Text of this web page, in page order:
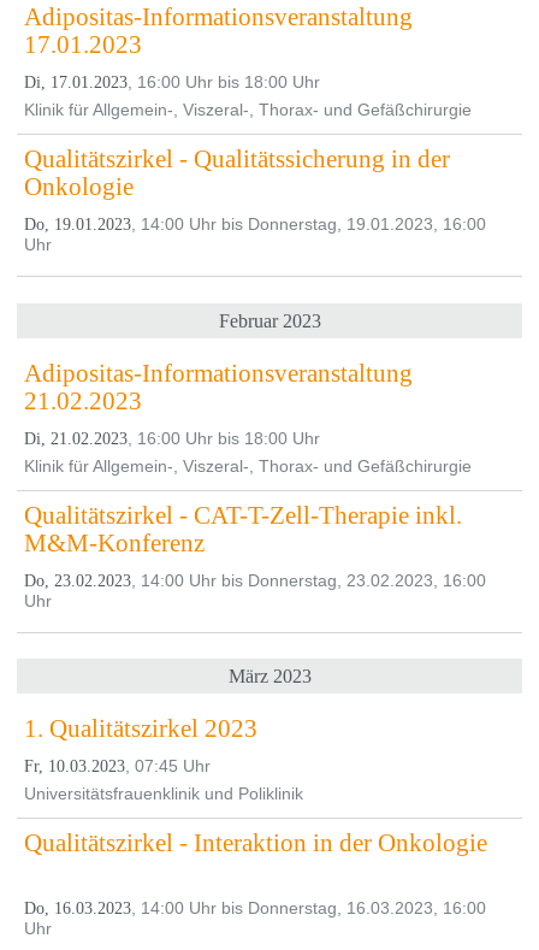
Adipositas-Informationsveranstaltung
17.01.2023
Di, 17.01.2023 , 16:00 Uhr bis 18:00 Uhr
Klinik für Allgemein-, Viszeral-, Thorax- und Gefäßchirurgie
Qualitätszirkel - Qualitätssicherung in der
Onkologie
Do, 19.01.2023 , 14:00 Uhr bis Donnerstag, 19.01.2023, 16:00
Uhr
Februar 2023
Adipositas-Informationsveranstaltung
21.02.2023
Di, 21.02.2023 , 16:00 Uhr bis 18:00 Uhr
Klinik für Allgemein-, Viszeral-, Thorax- und Gefäßchirurgie
Qualitätszirkel - CAT-T-Zell-Therapie inkl.
M&M-Konferenz
Do, 23.02.2023 , 14:00 Uhr bis Donnerstag, 23.02.2023, 16:00
Uhr
März 2023
1. Qualitätszirkel 2023
Fr, 10.03.2023 , 07:45 Uhr
Universitätsfrauenklinik und Poliklinik
Qualitätszirkel - Interaktion in der Onkologie
Do, 16.03.2023 , 14:00 Uhr bis Donnerstag, 16.03.2023, 16:00
Uhr